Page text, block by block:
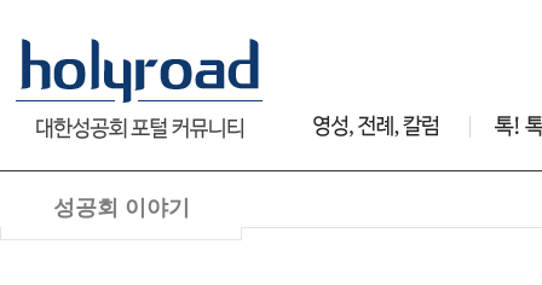
성공회 이야기